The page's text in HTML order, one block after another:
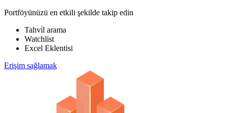
Portföyünüzü en etkili şekilde takip edin
Tahvi̇l arama
Watchlist
Excel Eklentisi
Erişim sağlamak